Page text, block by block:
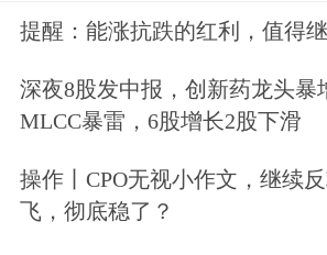
提醒：能涨抗跌的红利，值得继
深夜8股发中报，创新药龙头暴
MLCC暴雷，6股增长2股下滑
操作丨CPO无视小作文，继续
飞，彻底稳了？